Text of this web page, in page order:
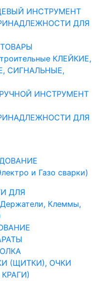
ИНСТРУМЕНТ
ДЛЯ
КЛЕЙКИЕ,
СИГНАЛЬНЫЕ,
ИНСТРУМЕНТ
ДЛЯ
и Газо сварки)
ДЛЯ
Клеммы,
(ЩИТКИ), ОЧКИ